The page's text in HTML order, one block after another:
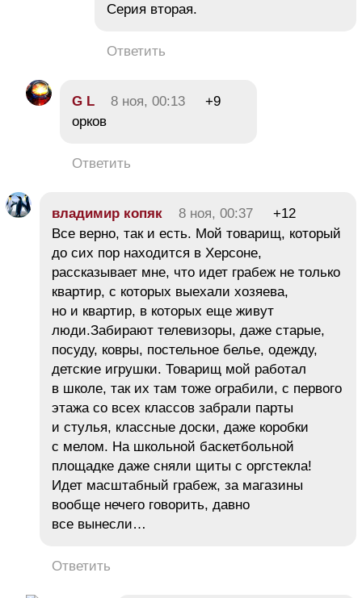
Серия вторая.
Ответить
G L 8 ноя, 00:13
+9
орков
Ответить
владимир копяк 8 ноя, 00:37
+12
Все верно, так и есть. Мой товарищ, который
до сих пор находится в Херсоне,
рассказывает мне, что идет грабеж не только
квартир, с которых выехали хозяева,
но и квартир, в которых еще живут
люди.Забирают телевизоры, даже старые,
посуду, ковры, постельное белье, одежду,
детские игрушки. Товарищ мой работал
в школе, так их там тоже ограбили, с первого
этажа со всех классов забрали парты
и стулья, классные доски, даже коробки
с мелом. На школьной баскетбольной
площадке даже сняли щиты с оргстекла!
Идет масштабный грабеж, за магазины
вообще нечего говорить, давно
все вынесли…
Ответить